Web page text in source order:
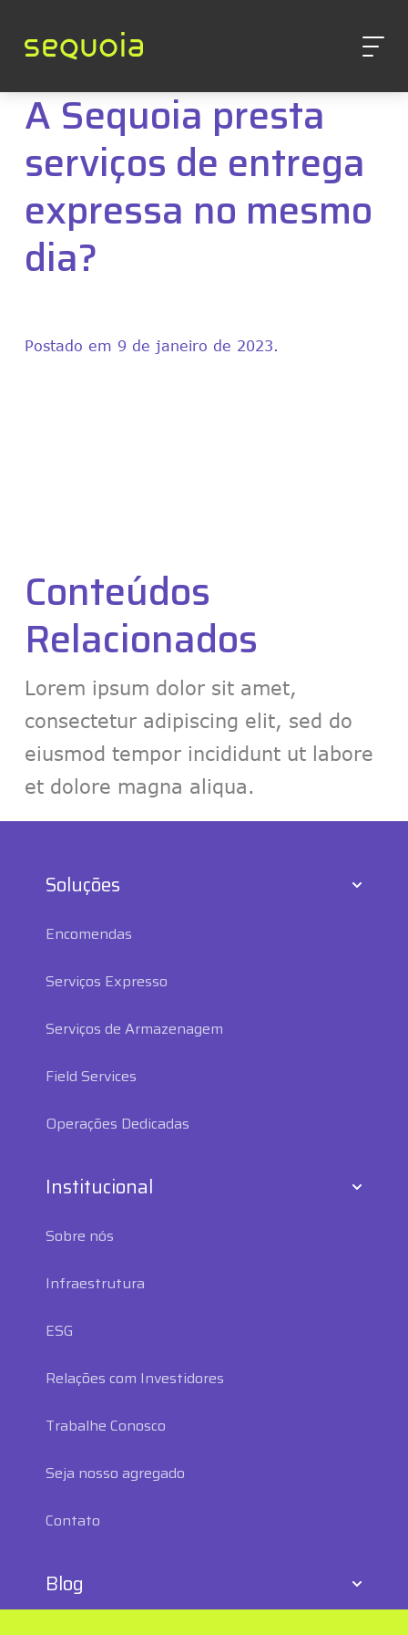
A Sequoia presta
serviços de entrega
expressa no mesmo
dia?
Postado em 9 de janeiro de 2023.
Conteúdos
Relacionados
Lorem ipsum dolor sit amet,
consectetur adipiscing elit, sed do
eiusmod tempor incididunt ut labore
et dolore magna aliqua.
Soluções
Encomendas
Serviços Expresso
Serviços de Armazenagem
Field Services
Operações Dedicadas
Institucional
Sobre nós
Infraestrutura
ESG
Relações com Investidores
Trabalhe Conosco
Seja nosso agregado
Contato
Blog